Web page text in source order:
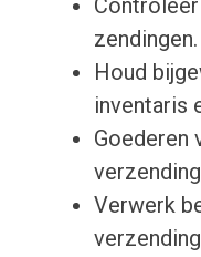
zendingen.
Houd
inventaris
Goederen
Verwerk